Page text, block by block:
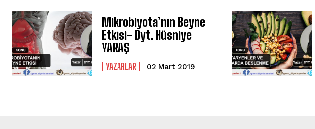
Mikrobiyota’nın Beyne
Etkisi- Dyt. Hüsniye
YARAŞ
YAZARLAR 02 Mart 2019